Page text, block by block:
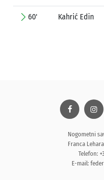
60' Kahrić Edin
Nogometni
Franca
Telefon:
E-mail: